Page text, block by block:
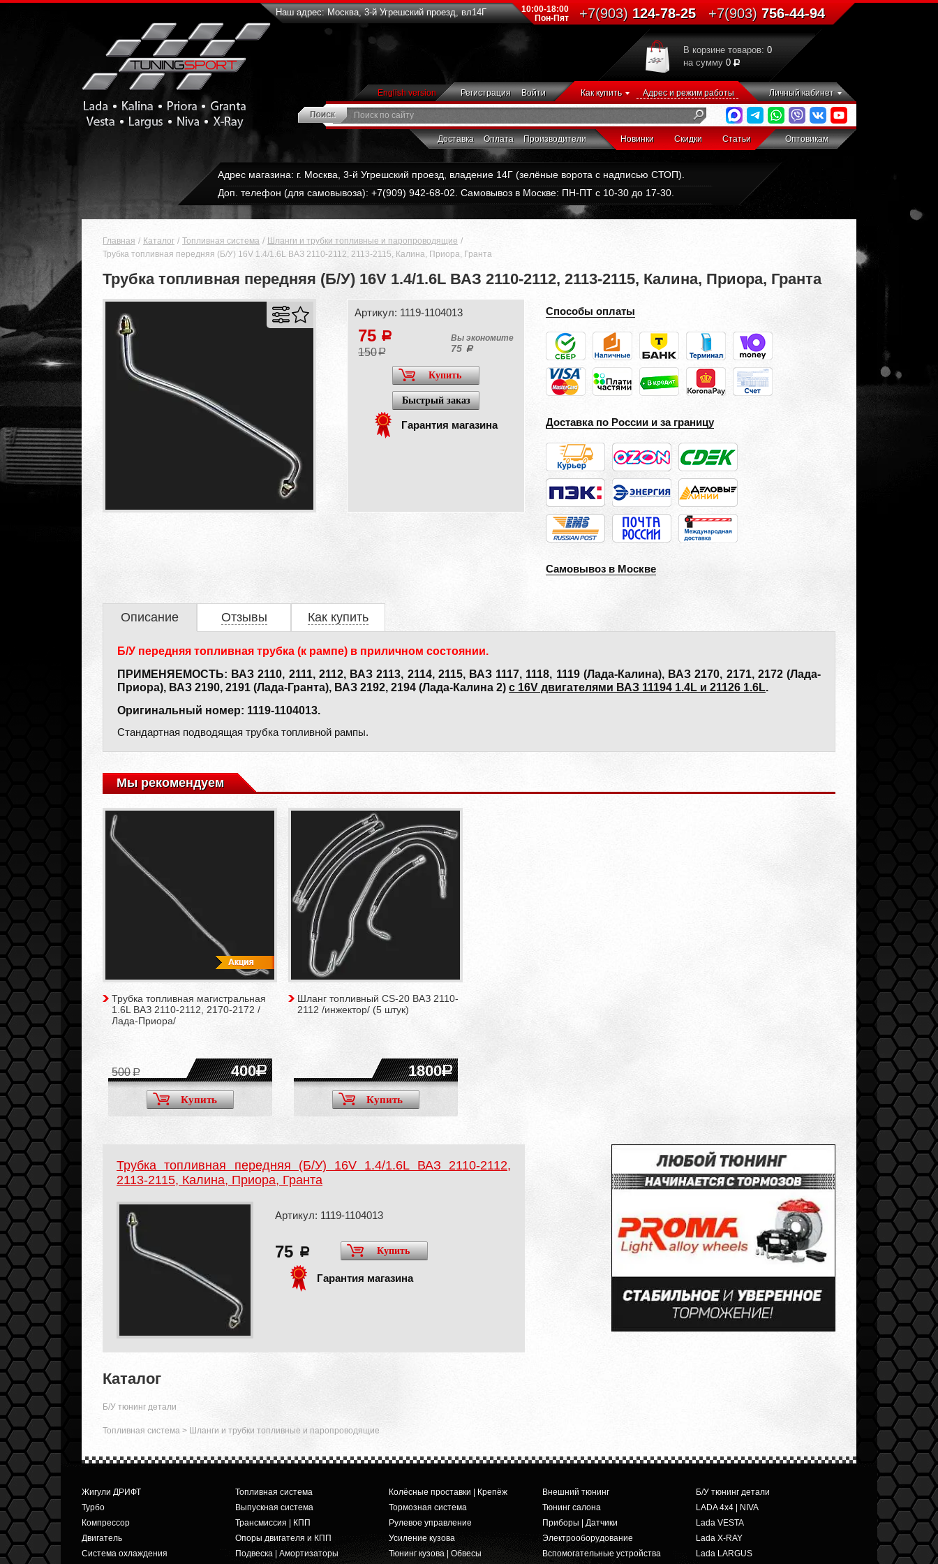
Наш адрес: Москва, 3-й Угрешский проезд, вл14Г
10:00-18:00
Пон-Пят
+7(903)124-78-25 +7(903)756-44-94
В корзине товаров: 0
на сумму 0
English version Регистрация Войти Как купить Адрес и режим работы Личный кабинет
Доставка Оплата Производители Новинки Скидки Статьи Оптовикам
Адрес магазина: г. Москва, 3-й Угрешский проезд, владение 14Г (зелёные ворота с надписью СТОП).
Доп. телефон (для самовывоза): +7(909) 942-68-02. Самовывоз в Москве: ПН-ПТ с 10-30 до 17-30.
Главная Каталог Топливная система
Шланги и трубки топливные и паропроводящие
Трубка топливная передняя (Б/У) 16V 1.4/1.6L ВАЗ 2110-2112, 2113-2115, Калина, Приора, Гранта
Трубка топливная передняя (Б/У) 16V 1.4/1.6L ВАЗ 2110-2112, 2113-2115, Калина, Приора, Гранта
Артикул: 1119-1104013
Вы экономите
75 a
75 a
150a
Купить
Быстрый заказ
Гарантия магазина
Способы оплаты
Доставка по России и за границу
Самовывоз в Москве
Описание Отзывы Как купить
Б/У передняя топливная трубка (к рампе) в приличном состоянии.
ПРИМЕНЯЕМОСТЬ: ВАЗ 2110, 2111, 2112, ВАЗ 2113, 2114, 2115, ВАЗ 1117, 1118, 1119 (Лада-Калина), ВАЗ 2170, 2171, 2172 (Лада-
Приора), ВАЗ 2190, 2191 (Лада-Гранта), ВАЗ 2192, 2194 (Лада-Калина 2) с 16V двигателями ВАЗ 11194 1.4L и 21126 1.6L.
Оригинальный номер: 1119-1104013.
Стандартная подводящая трубка топливной рампы.
Мы рекомендуем
Трубка топливная магистральная
1.6L ВАЗ 2110-2112, 2170-2172 /
Лада-Приора/
400
500
Купить
Шланг топливный CS-20 ВАЗ 2110-
2112 /инжектор/ (5 штук)
1800
Купить
Трубка топливная передняя (Б/У) 16V 1.4/1.6L ВАЗ 2110-2112,
2113-2115, Калина, Приора, Гранта
Артикул: 1119-1104013
75 a Купить
Гарантия магазина
Каталог
Б/У тюнинг детали
Топливная система > Шланги и трубки топливные и паропроводящие
Жигули ДРИФТ
Турбо
Компрессор
Двигатель
Система охлаждения
Топливная система
Выпускная система
Трансмиссия | КПП
Опоры двигателя и КПП
Подвеска | Амортизаторы
Колёсные проставки | Крепёж
Тормозная система
Рулевое управление
Усиление кузова
Тюнинг кузова | Обвесы
Внешний тюнинг
Тюнинг салона
Приборы | Датчики
Электрооборудование
Вспомогательные устройства
Б/У тюнинг детали
LADA 4x4 | NIVA
Lada VESTA
Lada X-RAY
Lada LARGUS